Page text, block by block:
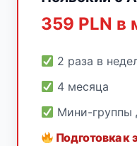
359 PLN в
2 раза в
4 месяца
Мини-группы
Подготовка к